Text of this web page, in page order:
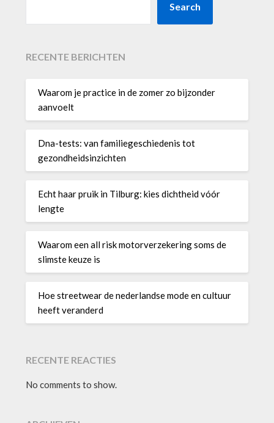
Search
RECENTE BERICHTEN
Waarom je practice in de zomer zo bijzonder
aanvoelt
Dna-tests: van familiegeschiedenis tot
gezondheidsinzichten
Echt haar pruik in Tilburg: kies dichtheid vóór
lengte
Waarom een all risk motorverzekering soms de
slimste keuze is
Hoe streetwear de nederlandse mode en cultuur
heeft veranderd
RECENTE REACTIES
No comments to show.